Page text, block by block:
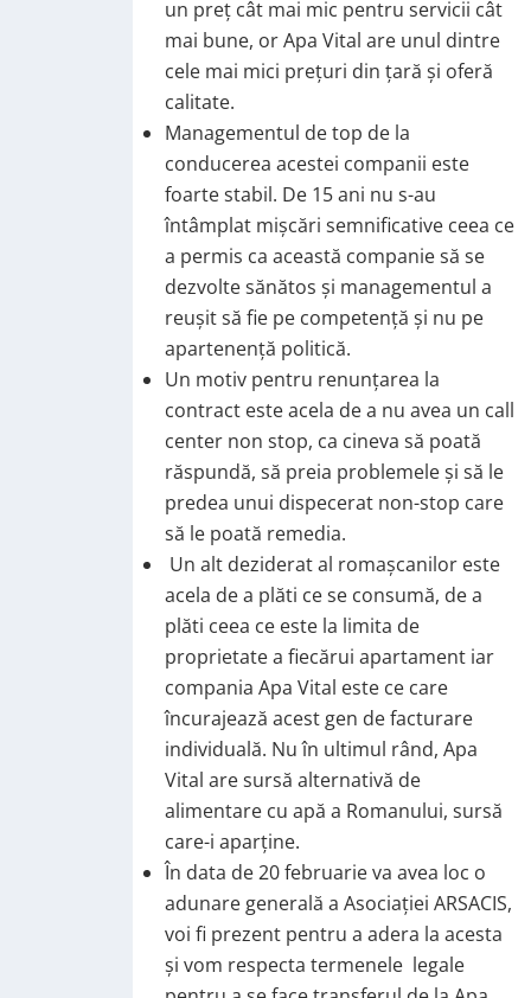
un preț cât mai mic pentru servicii cât
mai bune, or Apa Vital are unul dintre
cele mai mici prețuri din țară și oferă
calitate.
Managementul de top de la
conducerea acestei companii este
foarte stabil. De 15 ani nu s-au
întâmplat mișcări semnificative ceea ce
a permis ca această companie să se
dezvolte sănătos și managementul a
reușit să fie pe competență și nu pe
apartenență politică.
Un motiv pentru renunțarea la
contract este acela de a nu avea un call
center non stop, ca cineva să poată
răspundă, să preia problemele și să le
predea unui dispecerat non-stop care
să le poată remedia.
Un alt deziderat al romașcanilor este
acela de a plăti ce se consumă, de a
plăti ceea ce este la limita de
proprietate a fiecărui apartament iar
compania Apa Vital este ce care
încurajează acest gen de facturare
individuală. Nu în ultimul rând, Apa
Vital are sursă alternativă de
alimentare cu apă a Romanului, sursă
care-i aparține.
În data de 20 februarie va avea loc o
adunare generală a Asociației ARSACIS,
voi fi prezent pentru a adera la acesta
și vom respecta termenele legale